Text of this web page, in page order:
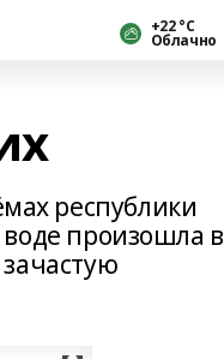
+22 °С
Облачно
республики
воде произошла в